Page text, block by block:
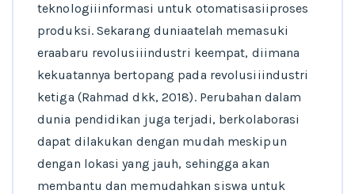
teknologiiinformasi untuk otomatisasiiproses
produksi. Sekarang duniaatelah memasuki
eraabaru revolusiiindustri keempat, diimana
kekuatannya bertopang pada revolusiiindustri
ketiga (Rahmad dkk, 2018). Perubahan dalam
dunia pendidikan juga terjadi, berkolaborasi
dapat dilakukan dengan mudah meskipun
dengan lokasi yang jauh, sehingga akan
membantu dan memudahkan siswa untuk